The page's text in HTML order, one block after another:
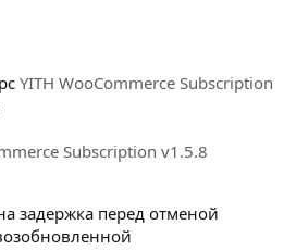
YITH WooCommerce Subscription
Subscription v1.5.8
задержка перед отменой